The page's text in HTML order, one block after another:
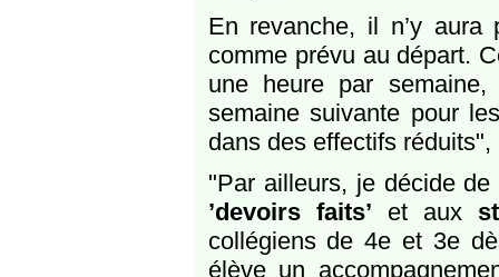
En revanche, il n’y
comme prévu au départ.
une heure par
semaine suivante pour
dans des effectifs
"Par ailleurs, je décide
’devoirs faits’ et aux
collégiens de 4e et 3e
élève un